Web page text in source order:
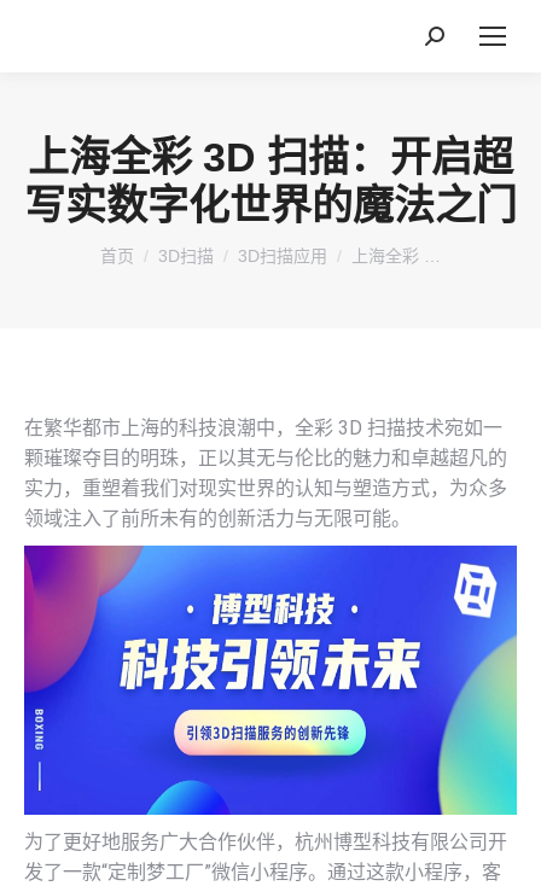
搜
上海全彩 3D 扫描：开启超
写实数字化世界的魔法之门
您在这里：
首页 3D扫描 3D扫描应用 上海全彩 …
在繁华都市上海的科技浪潮中，全彩 3D 扫描技术宛如一
颗璀璨夺目的明珠，正以其无与伦比的魅力和卓越超凡的
实力，重塑着我们对现实世界的认知与塑造方式，为众多
领域注入了前所未有的创新活力与无限可能。
为了更好地服务广大合作伙伴，杭州博型科技有限公司开
发了一款“定制梦工厂”微信小程序。通过这款小程序，客